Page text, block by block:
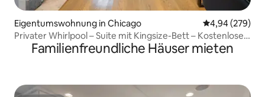
Eigentumswohnung in Chicago
4,94 (279)
Privater Whirlpool – Suite mit Kingsize-Bett – Kostenlose
Parkplätze
Familienfreundliche Häuser mieten